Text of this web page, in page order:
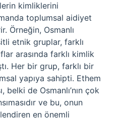
kimliklerini
toplumsal aidiyet
Örneğin, Osmanlı
etnik gruplar, farklı
arasında farklı kimlik
Her bir grup, farklı bir
yapıya sahipti. Ethem
belki de Osmanlı’nın çok
ve bu, onun
en önemli